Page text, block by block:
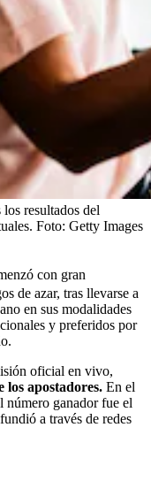
resultados del
Foto: Getty Images
con gran
de azar, tras llevarse a
en sus modalidades
y preferidos por
oficial en vivo,
los apostadores. En el
número ganador fue el
a través de redes